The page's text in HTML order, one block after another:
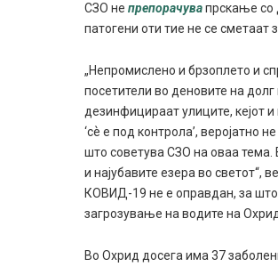
СЗО непрепорачува прскање со
патогени оти тие не се
„Непромислено и брзоплето и
посетители во деновите на
дезинфицираат улиците, кејот
‘сѐ е под контрола’, веројатно
што советува СЗО на оваа тема.
и најубавите езера во
КОВИД-19 не е оправдан, за што
загрозување на водите на
Во Охрид досега има 37